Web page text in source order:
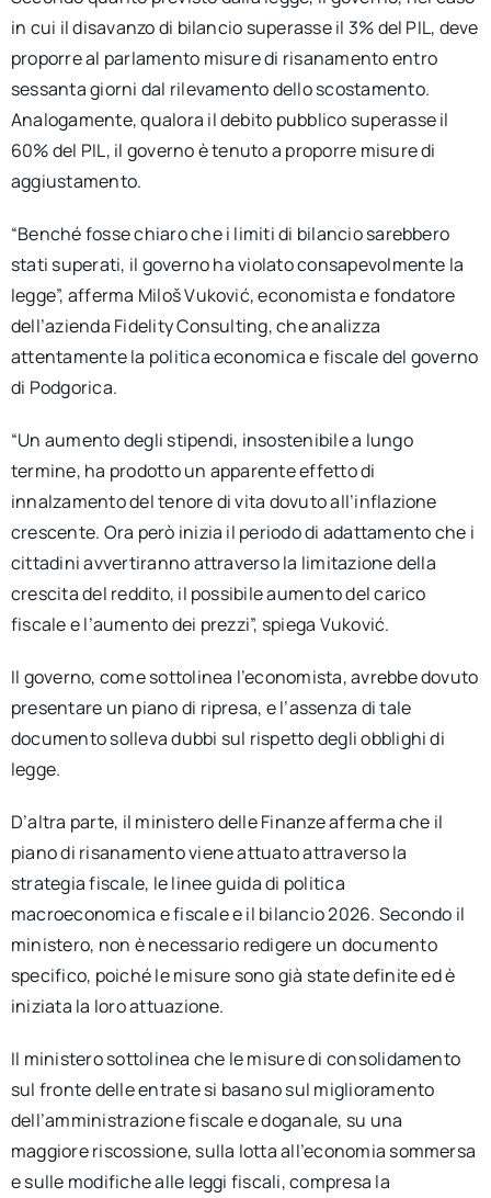
in cui il disavanzo di bilancio superasse il 3% del PIL, deve
proporre al parlamento misure di risanamento entro
sessanta giorni dal rilevamento dello scostamento.
Analogamente, qualora il debito pubblico superasse il
60% del PIL, il governo è tenuto a proporre misure di
aggiustamento.
“Benché fosse chiaro che i limiti di bilancio sarebbero
stati superati, il governo ha violato consapevolmente la
legge”, afferma Miloš Vuković, economista e fondatore
dell’azienda Fidelity Consulting, che analizza
attentamente la politica economica e fiscale del governo
di Podgorica.
“Un aumento degli stipendi, insostenibile a lungo
termine, ha prodotto un apparente effetto di
innalzamento del tenore di vita dovuto all’inflazione
crescente. Ora però inizia il periodo di adattamento che i
cittadini avvertiranno attraverso la limitazione della
crescita del reddito, il possibile aumento del carico
fiscale e l’aumento dei prezzi”, spiega Vuković.
Il governo, come sottolinea l’economista, avrebbe dovuto
presentare un piano di ripresa, e l’assenza di tale
documento solleva dubbi sul rispetto degli obblighi di
legge.
D’altra parte, il ministero delle Finanze afferma che il
piano di risanamento viene attuato attraverso la
strategia fiscale, le linee guida di politica
macroeconomica e fiscale e il bilancio 2026. Secondo il
ministero, non è necessario redigere un documento
specifico, poiché le misure sono già state definite ed è
iniziata la loro attuazione.
Il ministero sottolinea che le misure di consolidamento
sul fronte delle entrate si basano sul miglioramento
dell’amministrazione fiscale e doganale, su una
maggiore riscossione, sulla lotta all’economia sommersa
e sulle modifiche alle leggi fiscali, compresa la